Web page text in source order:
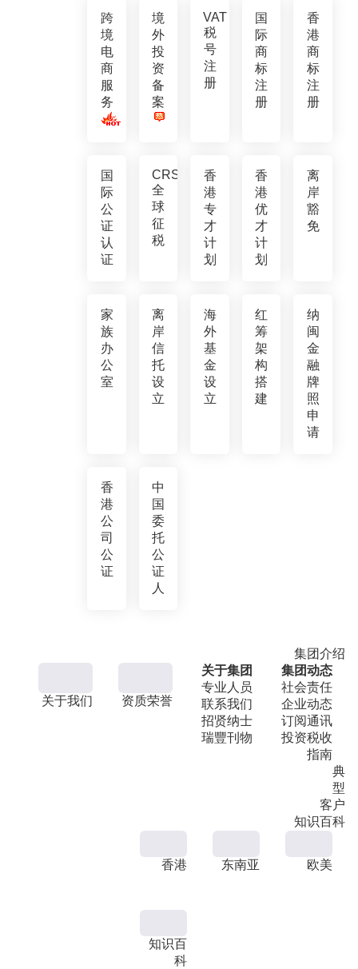
跨
境
电
商
服
务
境
外
投
资
备
案
VAT
税
号
注
册
国
际
商
标
注
册
香
港
商
标
注
册
国
际
公
证
认
证
CRS
全
球
征
税
香
港
专
才
计
划
香
港
优
才
计
划
离
岸
豁
免
家
族
办
公
室
离
岸
信
托
设
立
海
外
基
金
设
立
红
筹
架
构
搭
建
纳
闽
金
融
牌
照
申
请
香
港
公
司
公
证
中
国
委
托
公
证
人
集团介绍
关于我们 资质荣誉
关于集团
专业人员
联系我们
招贤纳士
瑞豐刊物
集团动态
社会责任
企业动态
订阅通讯
投资税收
指南
典
型
客户
知识百科
香港 东南亚 欧美
知识百
科